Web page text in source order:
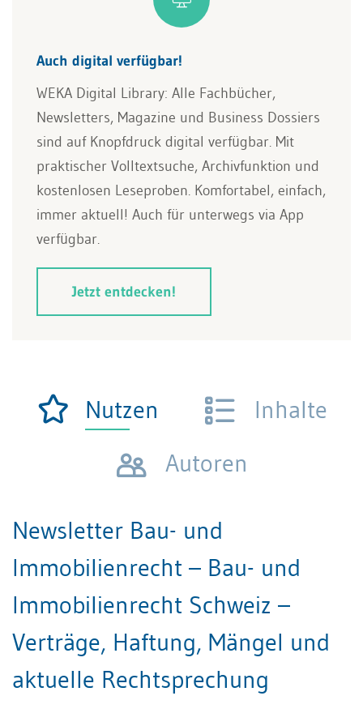
Auch digital verfügbar!
WEKA Digital Library: Alle Fachbücher,
Newsletters, Magazine und Business Dossiers
sind auf Knopfdruck digital verfügbar. Mit
praktischer Volltextsuche, Archivfunktion und
kostenlosen Leseproben. Komfortabel, einfach,
immer aktuell! Auch für unterwegs via App
verfügbar.
Jetzt entdecken!
Nutzen
Inhalte
Autoren
Newsletter Bau- und
Immobilienrecht – Bau- und
Immobilienrecht Schweiz –
Verträge, Haftung, Mängel und
aktuelle Rechtsprechung